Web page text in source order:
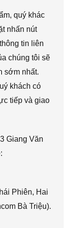
quý khác
nhấn nút
tin liên
chúng tôi sẽ
sớm nhất.
khách có
tiếp và giao
Giang Văn
Phiên, Hai
Bà Triệu).